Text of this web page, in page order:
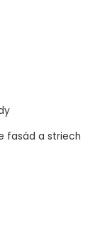
fasád a striech